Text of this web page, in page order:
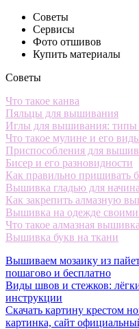
Советы
Сервисы
Фото отшивов
Купить материалы
Советы
Что такое канва
Пяльцы для вышивания
Иглы для вышивания: типы
Что такое мулине и его
Приспособления для
Бисер и его разновидности
Как правильно пришивать
Вышивка гладью для
Как закрепить алмазную
Вышивка на одежде
Что такое алмазная вышивка
Вышивка букв на ткани
Вышиваем мозаику из
пошагово и бесплатно
Виды швов и стежков:
инструкции
Скачать картину крестом
картинка, сайт